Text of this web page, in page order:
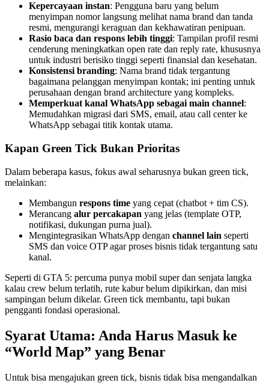
Kepercayaan instan: Pengguna baru yang belum
menyimpan nomor langsung melihat nama brand dan tanda
resmi, mengurangi keraguan dan kekhawatiran penipuan.
Rasio baca dan respons lebih tinggi: Tampilan profil resmi
cenderung meningkatkan open rate dan reply rate, khususnya
untuk industri berisiko tinggi seperti finansial dan kesehatan.
Konsistensi branding: Nama brand tidak tergantung
bagaimana pelanggan menyimpan kontak; ini penting untuk
perusahaan dengan brand architecture yang kompleks.
Memperkuat kanal WhatsApp sebagai main channel:
Memudahkan migrasi dari SMS, email, atau call center ke
WhatsApp sebagai titik kontak utama.
Kapan Green Tick Bukan Prioritas
Dalam beberapa kasus, fokus awal seharusnya bukan green tick,
melainkan:
Membangun respons time yang cepat (chatbot + tim CS).
Merancang alur percakapan yang jelas (template OTP,
notifikasi, dukungan purna jual).
Mengintegrasikan WhatsApp dengan channel lain seperti
SMS dan voice OTP agar proses bisnis tidak tergantung satu
kanal.
Seperti di GTA 5: percuma punya mobil super dan senjata langka
kalau crew belum terlatih, rute kabur belum dipikirkan, dan misi
sampingan belum dikelar. Green tick membantu, tapi bukan
pengganti fondasi operasional.
Syarat Utama: Anda Harus Masuk ke
“World Map” yang Benar
Untuk bisa mengajukan green tick, bisnis tidak bisa mengandalkan